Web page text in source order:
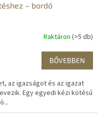
– bordó
Raktáron (>5 db)
BŐVEBBEN
az igazságot és az igazat
Egy egyedi kézi kötésű